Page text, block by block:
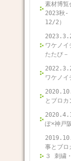
素材博覧
2023秋-
12/2）
ワケノ
たたび－
ワケノイ
とブロ
ぽ×神戸
事とブ
３ 刺繍